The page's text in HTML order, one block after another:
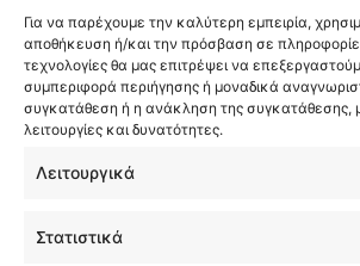
Για να παρέχουμε την καλύτερη εμπειρία,
αποθήκευση ή/και την πρόσβαση σε
τεχνολογίες θα μας επιτρέψει να
συμπεριφορά περιήγησης ή μοναδικά
συγκατάθεση ή η ανάκληση της συγκατάθεσης,
λειτουργίες και δυνατότητες.
Λειτουργικά
Στατιστικά